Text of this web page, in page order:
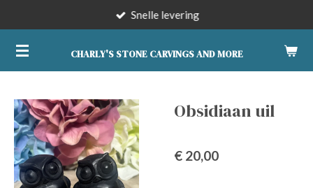
naar
de
CHARLY'S STONE CARVINGS AND MORE
Snelle levering
Obsidiaan uil
€ 20,00